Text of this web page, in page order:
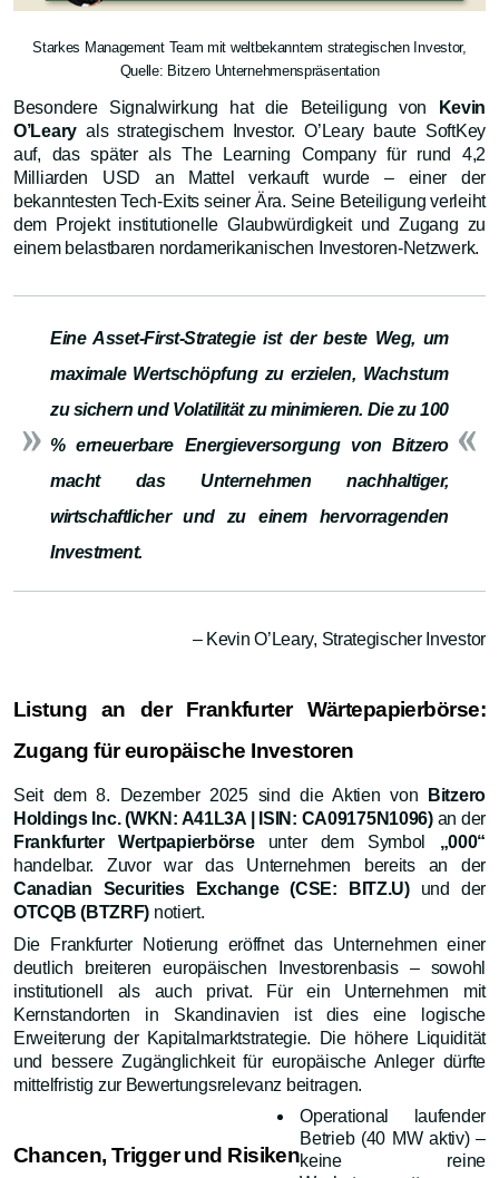
Starkes Management Team mit weltbekanntem strategischen Investor,
Quelle: Bitzero Unternehmenspräsentation
Besondere Signalwirkung hat die Beteiligung von
Kevin
O’Learyals strategischem Investor. O’Leary baute SoftKey
auf, das später als The Learning Company für rund 4,2
Milliarden USD an Mattel verkauft wurde – einer der
bekanntesten Tech-Exits seiner Ära. Seine Beteiligung verleiht
dem Projekt institutionelle Glaubwürdigkeit und Zugang zu
einem belastbaren nordamerikanischen Investoren-Netzwerk.
Eine Asset-First-Strategie ist der beste Weg, um
maximale Wertschöpfung zu erzielen, Wachstum
zu sichern und Volatilität zu minimieren. Die zu 100
% erneuerbare Energieversorgung von Bitzero
macht das Unternehmen nachhaltiger,
wirtschaftlicher und zu einem hervorragenden
Investment.
– Kevin O’Leary, Strategischer Investor
Listung an der Frankfurter Wärtepapierbörse:
Zugang für europäische Investoren
Seit dem 8. Dezember 2025 sind die Aktien von
Bitzero
Holdings Inc. (WKN: A41L3A | ISIN: CA09175N1096)an der
Frankfurter Wertpapierbörseunter dem Symbol „000“
handelbar. Zuvor war das Unternehmen bereits an der
Canadian Securities Exchange (CSE: BITZ.U)und der
OTCQB (BTZRF) notiert.
Die Frankfurter Notierung eröffnet das Unternehmen einer
deutlich breiteren europäischen Investorenbasis – sowohl
institutionell als auch privat. Für ein Unternehmen mit
Kernstandorten in Skandinavien ist dies eine logische
Erweiterung der Kapitalmarktstrategie. Die höhere Liquidität
und bessere Zugänglichkeit für europäische Anleger dürfte
mittelfristig zur Bewertungsrelevanz beitragen.
Chancen, Trigger und Risiken
Operational laufender
Betrieb (40 MW aktiv) –
keine reine